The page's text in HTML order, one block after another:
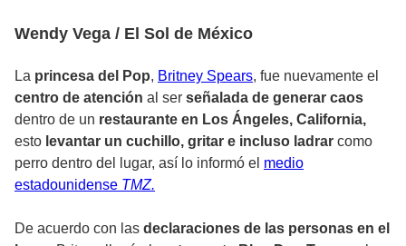
Wendy Vega / El Sol de México
La princesa del Pop, Britney Spears, fue nuevamente el
centro de atención al ser señalada de generar caos
dentro de un restaurante en Los Ángeles, California,
esto levantar un cuchillo, gritar e incluso ladrar como
perro dentro del lugar, así lo informó el medio
estadounidense TMZ.
De acuerdo con las declaraciones de las personas en el